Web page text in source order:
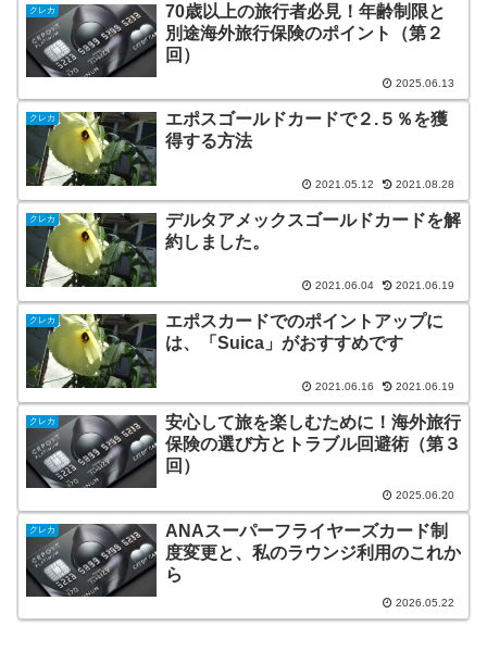
クレカ
70歳以上の旅行者必見！年齢制限と
別途海外旅行保険のポイント（第２
回）
2025.06.13
クレカ
エポスゴールドカードで２.５％を獲
得する方法
2021.05.12 2021.08.28
クレカ
デルタアメックスゴールドカードを解
約しました。
2021.06.04 2021.06.19
クレカ
エポスカードでのポイントアップに
は、「Suica」がおすすめです
2021.06.16 2021.06.19
クレカ
安心して旅を楽しむために！海外旅行
保険の選び方とトラブル回避術（第３
回）
2025.06.20
クレカ
ANAスーパーフライヤーズカード制
度変更と、私のラウンジ利用のこれか
ら
2026.05.22